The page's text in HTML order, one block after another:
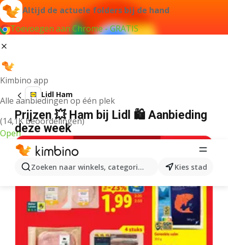
Altijd de actuele folders bij de hand
Toevoegen aan Chrome - GRATIS
Kimbino app
Alle aanbiedingen op één plek
(14,1K beoordelingen)
Open
Zoeken naar winkels, categorieën, producten...
Kies stad
Lidl Ham
Prijzen 💥 Ham bij Lidl 🛍️ Aanbieding
deze week